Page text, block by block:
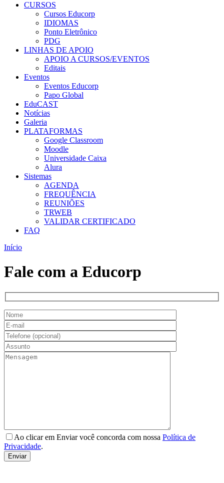
CURSOS
Cursos Educorp
IDIOMAS
Ponto Eletrônico
PDG
LINHAS DE APOIO
APOIO A CURSOS/EVENTOS
Editais
Eventos
Eventos Educorp
Papo Global
EduCAST
Notícias
Galeria
PLATAFORMAS
Google Classroom
Moodle
Universidade Caixa
Alura
Sistemas
AGENDA
FREQUÊNCIA
REUNIÕES
TRWEB
VALIDAR CERTIFICADO
FAQ
Início
Fale com a Educorp
Ao clicar em Enviar você concorda com nossa Política de
Privacidade.